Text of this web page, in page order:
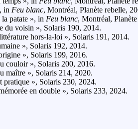
in Feu blanc, Montréal, Planète rebelle,
patate », in Feu blanc, Montréal,
du voisin », Solaris 190, 2014.
hors-la-loi », Solaris 191, 2014.
», Solaris 192, 2014.
», Solaris 199, 2016.
couloir », Solaris 200, 2016.
maître », Solaris 214, 2020.
pratique », Solaris 230, 2024.
en double », Solaris 233, 2024.